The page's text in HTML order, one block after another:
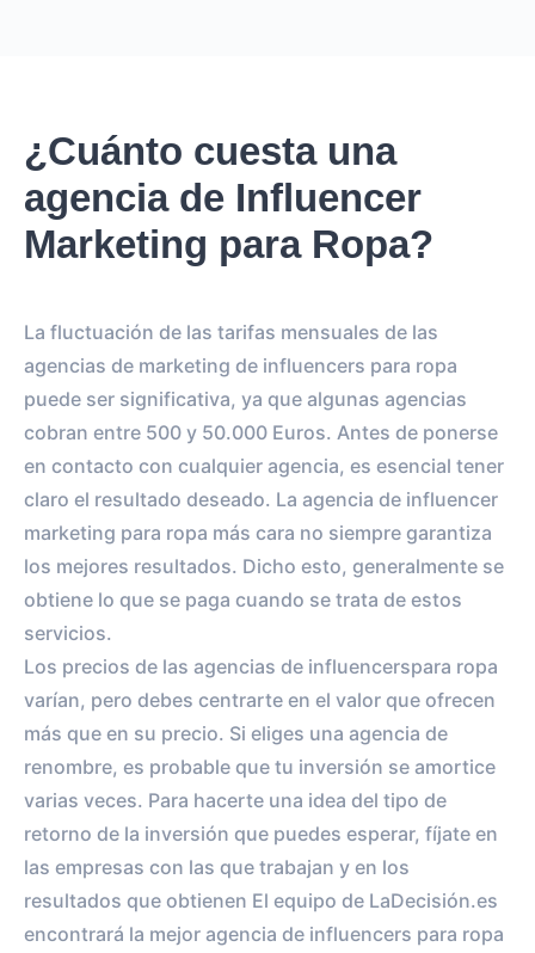
0
IMPRESIONES POR LA
HISTORIA
0
REACH ESTIMADO
0%vs.
ENGAGEMENT RATE
POST
0
¿Cuánto cuesta una
agencia de Influencer
Marketing para Ropa?
La fluctuación de las tarifas mensuales de las
agencias de marketing de influencers para ropa
puede ser significativa, ya que algunas agencias
cobran entre 500 y 50.000 Euros. Antes de ponerse
en contacto con cualquier agencia, es esencial tener
claro el resultado deseado. La agencia de influencer
marketing para ropa más cara no siempre garantiza
los mejores resultados. Dicho esto, generalmente se
obtiene lo que se paga cuando se trata de estos
servicios.
Los precios de las agencias de influencerspara ropa
varían, pero debes centrarte en el valor que ofrecen
más que en su precio. Si eliges una agencia de
renombre, es probable que tu inversión se amortice
varias veces. Para hacerte una idea del tipo de
retorno de la inversión que puedes esperar, fíjate en
las empresas con las que trabajan y en los
resultados que obtienen El equipo de LaDecisión.es
encontrará la mejor agencia de influencers para ropa